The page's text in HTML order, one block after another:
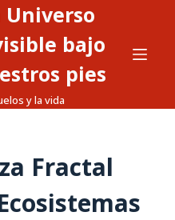
Universo
bajo
pies
y la vida
Fractal